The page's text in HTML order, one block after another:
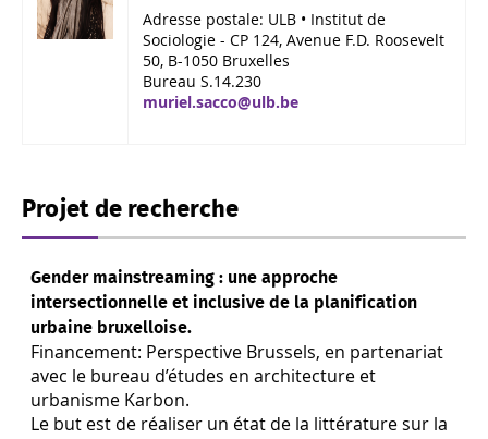
Adresse postale: ULB • Institut de
Sociologie - CP 124, Avenue F.D. Roosevelt
50, B-1050 Bruxelles
Bureau S.14.230
muriel.sacco@ulb.be
Projet de recherche
Gender mainstreaming : une approche
intersectionnelle et inclusive de la planification
urbaine bruxelloise.
Financement: Perspective Brussels, en partenariat
avec le bureau d’études en architecture et
urbanisme Karbon.
Le but est de réaliser un état de la littérature sur la